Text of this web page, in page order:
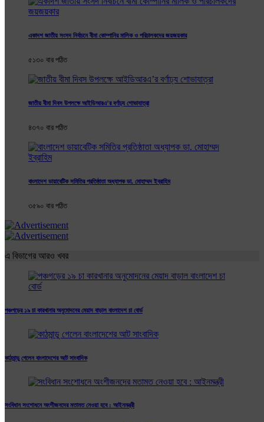
একাদশ জাতীয় সংসদ নির্বাচনে বীমা কোম্পানির মালিক ও পরিচালকদের জয়জয়কার
৫১৩০ বার পঠিত
জাতীয় বীমা দিবস উপলক্ষে আইডিআরএ’র বর্ণাঢ্য শোভাযাত্রা
৪৩৭০ বার পঠিত
বাংলাদেশ ডায়াবেটিক সমিতির প্রতিষ্ঠাতা অধ্যাপক ডা. মোহাম্মদ ইব্রাহিম
৩৫৯০ বার পঠিত
এ বিভাগের আরও খবর
পঞ্চগড়ের ১৯ চা কারখানার অনুমোদনের মেয়াদ বাড়াল বাংলাদেশ চা বোর্ড
কাঠমান্ডু গেলেন বাংলাদেশের আট সাংবাদিক
সংবিধান সংশোধনে অংশীজনদের মতামত নেওয়া হবে : আইনমন্ত্রী